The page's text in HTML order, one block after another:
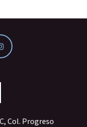
Col. Progreso